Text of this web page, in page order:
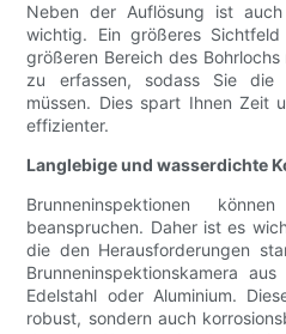
Neben der Auflösung ist
wichtig. Ein größeres
größeren Bereich des
zu erfassen, sodass Sie die
müssen. Dies spart Ihnen Zeit
effizienter.
Langlebige und wasserdichte
Brunneninspektionen
beanspruchen. Daher ist es
die den Herausforderungen
Brunneninspektionskamera
Edelstahl oder Aluminium.
robust, sondern auch